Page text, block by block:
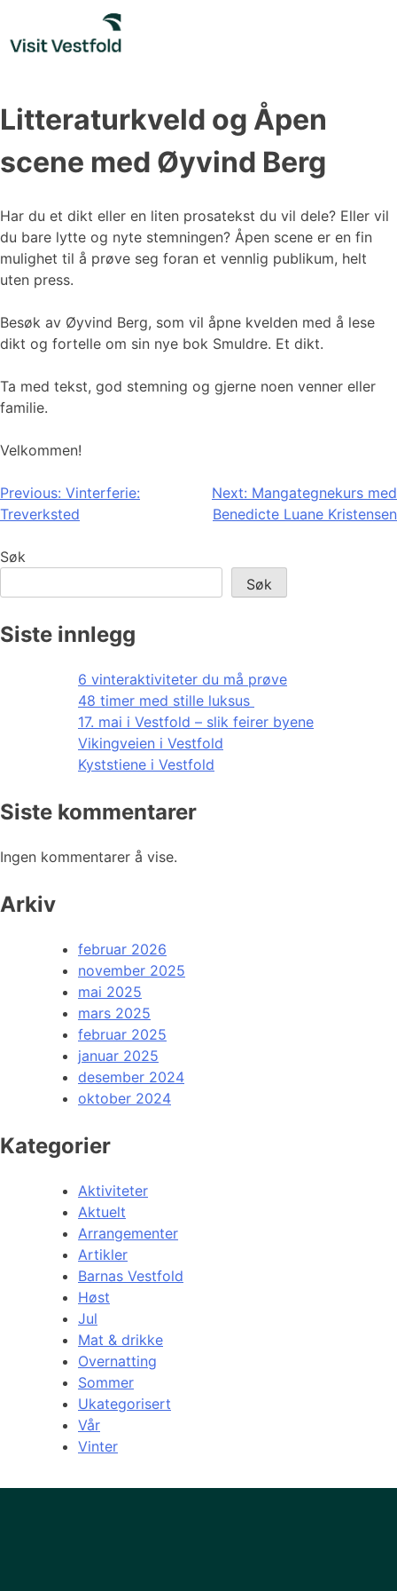
content
Litteraturkveld og Åpen
scene med Øyvind Berg
Har du et dikt eller en liten prosatekst du vil dele? Eller vil
du bare lytte og nyte stemningen? Åpen scene er en fin
mulighet til å prøve seg foran et vennlig publikum, helt
uten press.
Besøk av Øyvind Berg, som vil åpne kvelden med å lese
dikt og fortelle om sin nye bok Smuldre. Et dikt.
Ta med tekst, god stemning og gjerne noen venner eller
familie.
Velkommen!
Innleggsnavigasjon
Previous: Vinterferie:
Treverksted
Next: Mangategnekurs med
Benedicte Luane Kristensen
Søk
Søk
Siste innlegg
6 vinteraktiviteter du må prøve
48 timer med stille luksus
17. mai i Vestfold – slik feirer byene
Vikingveien i Vestfold
Kyststiene i Vestfold
Siste kommentarer
Ingen kommentarer å vise.
Arkiv
februar 2026
november 2025
mai 2025
mars 2025
februar 2025
januar 2025
desember 2024
oktober 2024
Kategorier
Aktiviteter
Aktuelt
Arrangementer
Artikler
Barnas Vestfold
Høst
Jul
Mat & drikke
Overnatting
Sommer
Ukategorisert
Vår
Vinter